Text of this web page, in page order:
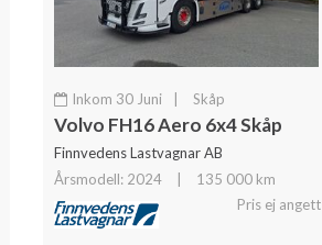
Inkom 30 Juni Skåp
Volvo FH16 Aero 6x4 Skåp
Finnvedens Lastvagnar AB
Årsmodell: 2024
135 000 km
Pris ej angett